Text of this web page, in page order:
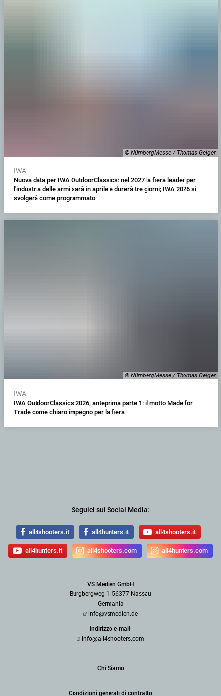
© NürnbergMesse / Thomas Geiger
IWA
Nuova data per IWA OutdoorClassics: nel 2027 la fiera leader per
l'industria delle armi sarà in aprile e durerà tre giorni; IWA 2026 si
svolgerà come programmato
© NürnbergMesse / Thomas Geiger
IWA
IWA OutdoorClassics 2026, anteprima parte 1: il motto Made for
Trade come chiaro impegno per la fiera
Seguici sui Social Media:
all4shooters.it all4hunters.it all4shooters.it
all4hunters.it all4shooters.com all4hunters.com
VS Medien GmbH
Burgbergweg 1, 56377 Nassau
Germania
info@vsmedien.de
Indirizzo e-mail
info@all4shooters.com
Chi Siamo
Condizioni generali di contratto